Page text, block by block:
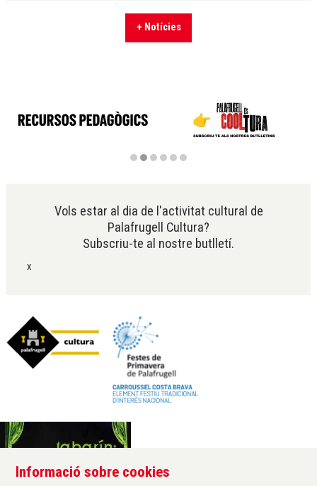
+ Notícies
Vols estar al dia de l'activitat cultural de
Palafrugell Cultura?
Subscriu-te al nostre butlletí.
x
Àrea de cultura de l'Ajuntament de Palafrugell
Informació sobre cookies